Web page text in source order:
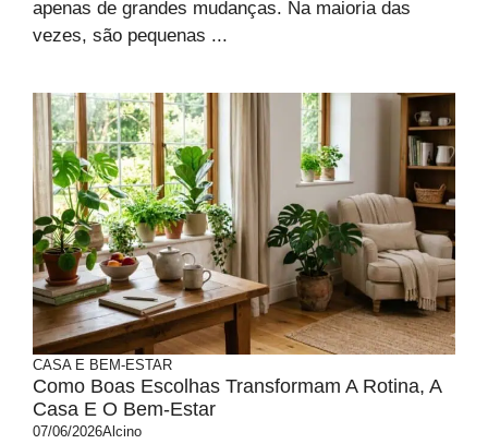
apenas de grandes mudanças. Na maioria das
vezes, são pequenas ...
CASA E BEM-ESTAR
Como Boas Escolhas Transformam A Rotina, A
Casa E O Bem-Estar
07/06/2026Alcino